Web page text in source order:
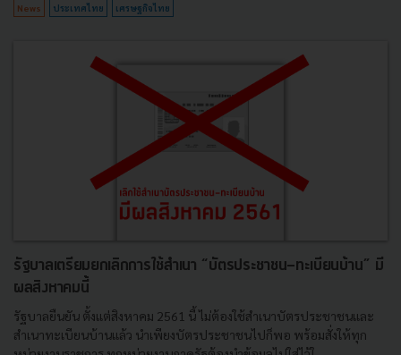
News ประเทศไทย เศรษฐกิจไทย
รัฐบาลเตรียมยกเลิกการใช้สำเนา “บัตรประชาชน-ทะเบียนบ้าน” มี
ผลสิงหาคมนี้
รัฐบาลยืนยัน ตั้งแต่สิงหาคม 2561 นี้ ไม่ต้องใช้สำเนาบัตรประชาชนและ
สำเนาทะเบียนบ้านแล้ว นำเพียงบัตรประชาชนไปก็พอ พร้อมสั่งให้ทุก